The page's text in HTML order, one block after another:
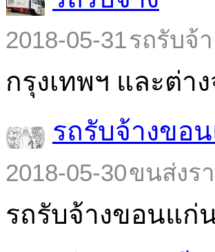
2018-05-31รถรับจ้
กรุงเทพฯ และต่า
รถรับจ้างขอ
2018-05-30ขนส่งร
รถรับจ้างขอนแก่